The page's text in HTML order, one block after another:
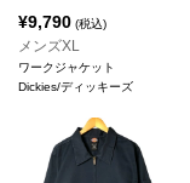
¥9,790 (税込)
メンズXL
ワークジャケット
Dickies/ディッキーズ